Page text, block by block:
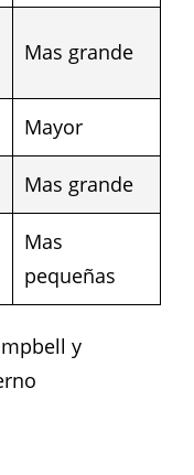
Mas grande
Mayor
Mas grande
Mas
pequeñas
y